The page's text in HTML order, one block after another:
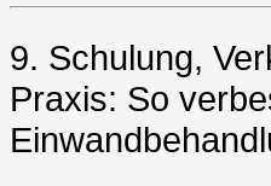
9. Schulung,
Praxis: So